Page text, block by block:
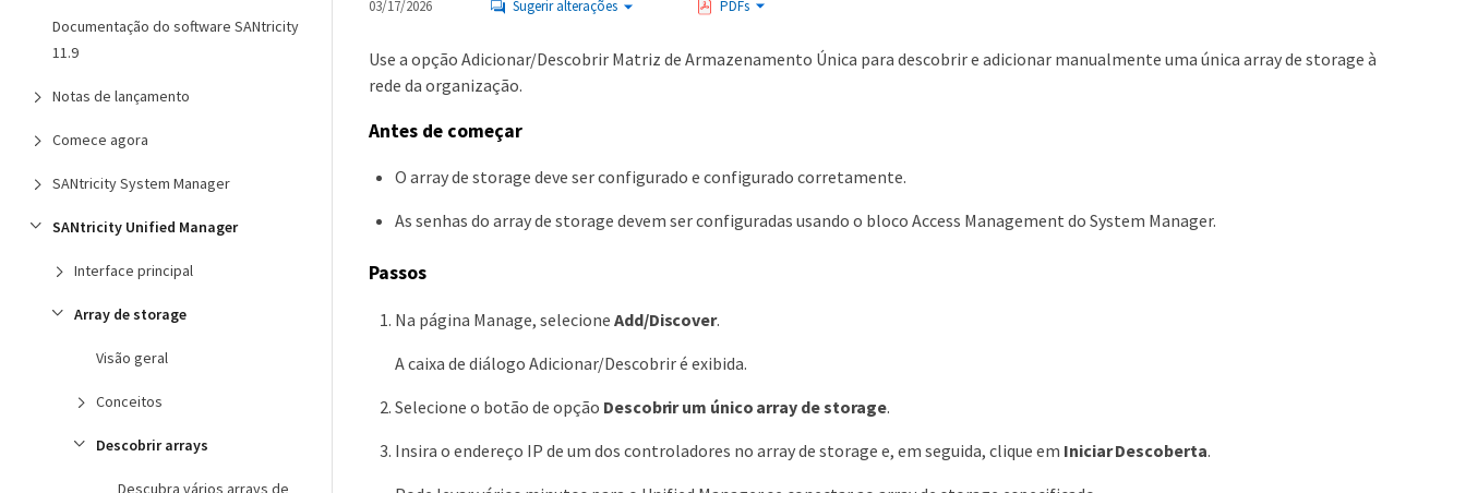
Documentação do software SANtricity
11.9
Notas de lançamento
Comece agora
SANtricity System Manager
SANtricity Unified Manager
Interface principal
Array de storage
Visão geral
Conceitos
Descobrir arrays
Descubra vários arrays de
03/17/2026 Sugerir alterações PDFs
Use a opção Adicionar/Descobrir Matriz de Armazenamento Única para descobrir e adicionar manualmente uma única array de storage à
rede da organização.
Antes de começar
O array de storage deve ser configurado e configurado corretamente.
As senhas do array de storage devem ser configuradas usando o bloco Access Management do System Manager.
Passos
Na página Manage, selecione Add/Discover.
A caixa de diálogo Adicionar/Descobrir é exibida.
Selecione o botão de opção Descobrir um único array de storage.
Insira o endereço IP de um dos controladores no array de storage e, em seguida, clique em Iniciar Descoberta.